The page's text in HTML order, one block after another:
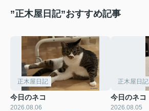
”正木屋日記”おすすめ記事
正木屋日記
今日のネコ
2026.08.06
正木屋日記
今日のネコ
2026.08.05